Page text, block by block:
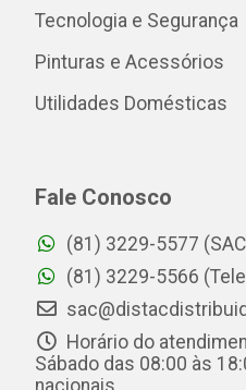
Tecnologia e Segurança
Pinturas e Acessórios
Utilidades Domésticas
Fale Conosco
(81) 3229-5577
(81) 3229-5566
Horário do
Sábado das 08:00 às
nacionais.